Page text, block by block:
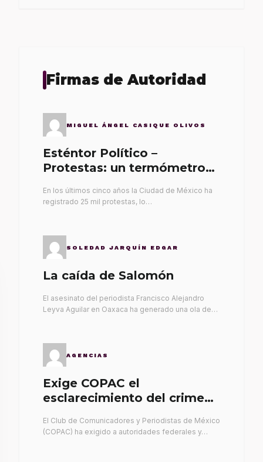
Firmas de Autoridad
MIGUEL ÁNGEL CASIQUE OLIVOS
Esténtor Político –
Protestas: un termómetro
En los últimos cinco años la Ciudad de México ha
registrado 25 mil protestas, lo…
SOLEDAD JARQUÍN EDGAR
La caída de Salomón
El asesinato del periodista Francisco Alejandro
Leyva Aguilar en Oaxaca ha generado una ola de…
AGENCIAS
Exige COPAC el
esclarecimiento del crimen
El Club de Comunicadores y Periodistas de México
(COPAC) ha exigido a autoridades federales y…